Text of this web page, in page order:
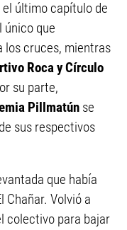
último capítulo de
único que
los cruces, mientras
Roca y Círculo
su parte,
Pillmatún se
sus respectivos
que había
Chañar. Volvió a
colectivo para bajar